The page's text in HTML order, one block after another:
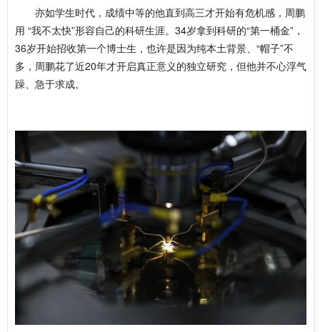
亦如学生时代，成绩中等的他直到高三才开始有危机感，周鹏
用 “我不太快”形容自己的科研生涯。34岁拿到科研的“第一桶金”，
36岁开始招收第一个博士生，也许是因为纯本土背景、“帽子”不
多，周鹏花了近20年才开启真正意义的独立研究，但他并不心浮气
躁、急于求成。